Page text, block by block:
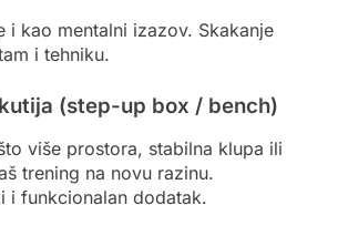
i kao mentalni izazov. Skakanje
i tehniku.
(step-up box / bench)
više prostora, stabilna klupa ili
trening na novu razinu.
i funkcionalan dodatak.